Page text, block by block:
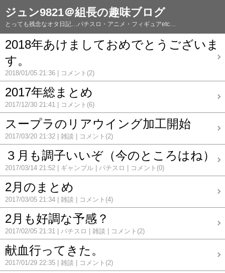
ジュン9821＠組長の趣味ブログ
とっても残念なオタ日記…パチスロ・アニメ・フィギュアetc…
2018年あけましておめでとうございま
す。
2018/01/05 21:36 コメント(2)
2017年総まとめ
2017/12/30 21:41 コメント(6)
スープラのリアウイング加工開始
2017/03/20 21:32 雑談 コメント(2)
３月も調子いいぞ（今のところはね）
2017/03/14 21:52 ギャンブル パチスロ コメント(0)
2月のまとめ
2017/03/05 21:34 雑談 コメント(4)
2月も好調な予感？
2017/02/05 21:31 パチスロ 雑談 コメント(2)
献血行ってきた。
2017/01/29 22:35 雑談 コメント(2)